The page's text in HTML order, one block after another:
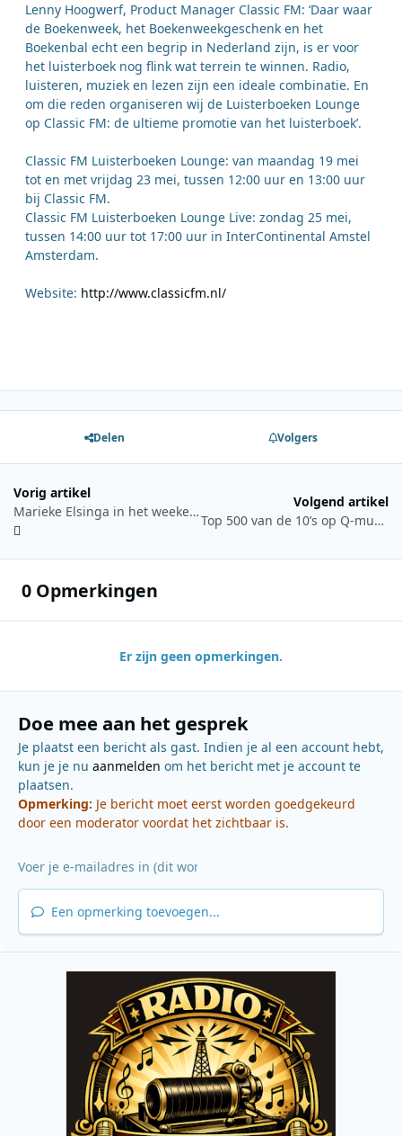
Lenny Hoogwerf, Product Manager Classic FM: ‘Daar waar
de Boekenweek, het Boekenweekgeschenk en het
Boekenbal echt een begrip in Nederland zijn, is er voor
het luisterboek nog flink wat terrein te winnen. Radio,
luisteren, muziek en lezen zijn een ideale combinatie. En
om die reden organiseren wij de Luisterboeken Lounge
op Classic FM: de ultieme promotie van het luisterboek’.
Classic FM Luisterboeken Lounge: van maandag 19 mei
tot en met vrijdag 23 mei, tussen 12:00 uur en 13:00 uur
bij Classic FM.
Classic FM Luisterboeken Lounge Live: zondag 25 mei,
tussen 14:00 uur tot 17:00 uur in InterContinental Amstel
Amsterdam.
Website: http://www.classicfm.nl/
Delen Volgers
Vorig artikel
Marieke Elsinga in het weekend op Q-music
Volgend artikel
Top 500 van de 10’s op Q-music
0 Opmerkingen
Er zijn geen opmerkingen.
Doe mee aan het gesprek
Je plaatst een bericht als gast. Indien je al een account hebt,
kun je je nu aanmelden om het bericht met je account te
plaatsen.
Opmerking: Je bericht moet eerst worden goedgekeurd
door een moderator voordat het zichtbaar is.
Een opmerking toevoegen...